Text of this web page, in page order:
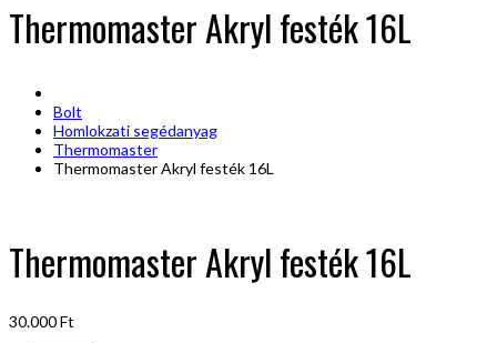
Thermomaster Akryl festék 16L
Bolt
Homlokzati segédanyag
Thermomaster
Thermomaster Akryl festék 16L
Thermomaster Akryl festék 16L
30.000Ft